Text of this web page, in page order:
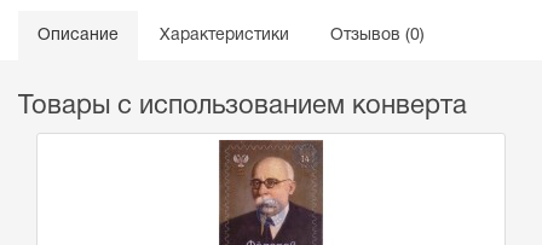
Описание Характеристики Отзывов (0)
Товары с использованием конверта